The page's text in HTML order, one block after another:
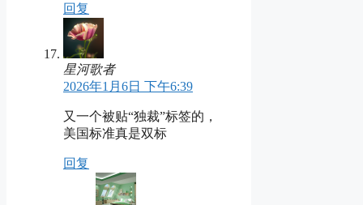
回复
星河歌者
2026年1月6日 下午6:39
又一个被贴“独裁”标签的，
美国标准真是双标
回复